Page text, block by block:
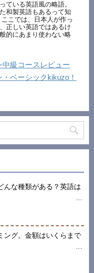
ている英語風の略語。
和製英語もあるって知
こでは、日本人が作っ
正しい英語ではあるけ
的にあまり使わない略
級コースレビュー
ベーシックkikuzo！
んな種類がある？英語は
ング。金額はいくらまで